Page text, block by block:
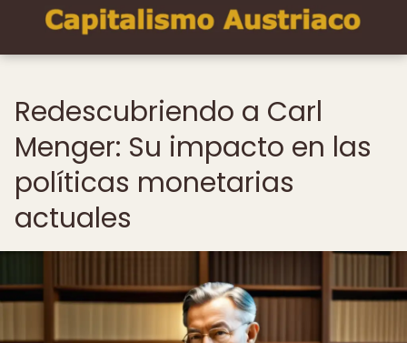
Redescubriendo a Carl
Menger: Su impacto en las
políticas monetarias
actuales